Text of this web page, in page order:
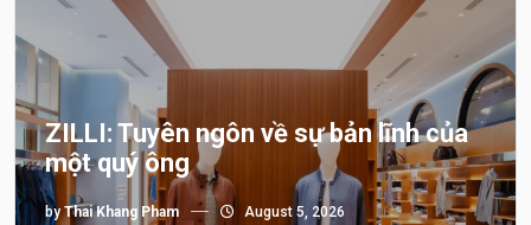
ZILLI: Tuyên ngôn về sự bản lĩnh của
một quý ông
by Thai Khang Pham August 5, 2026